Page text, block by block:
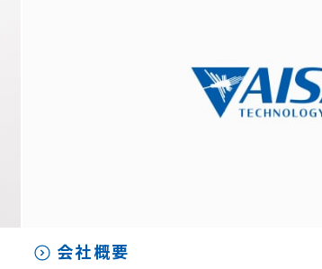
会社概要